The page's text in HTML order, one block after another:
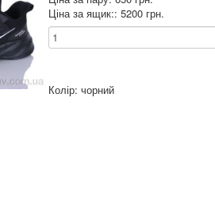
Ціна за ящик:: 5200 грн.
Колір: чорний